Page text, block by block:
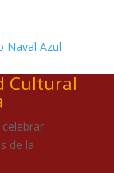
Naval Azul
Cultural
de la